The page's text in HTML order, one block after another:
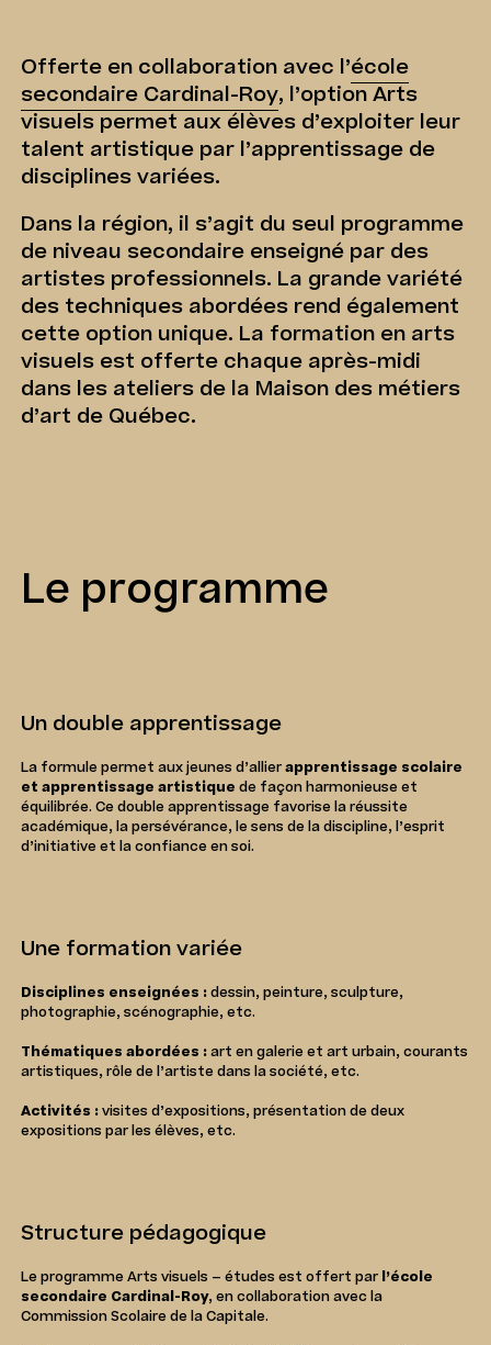
Offerte en collaboration avec l’école
secondaire Cardinal-Roy, l’option Arts
visuels permet aux élèves d’exploiter leur
talent artistique par l’apprentissage de
disciplines variées.
Dans la région, il s’agit du seul programme
de niveau secondaire enseigné par des
artistes professionnels. La grande variété
des techniques abordées rend également
cette option unique. La formation en arts
visuels est offerte chaque après-midi
dans les ateliers de la Maison des métiers
d’art de Québec.
Le programme
Un double apprentissage
La formule permet aux jeunes d’allierapprentissage scolaire
et apprentissage artistique de façon harmonieuse et
équilibrée. Ce double apprentissage favorise la réussite
académique, la persévérance, le sens de la discipline, l’esprit
d’initiative et la confiance en soi.
Une formation variée
Disciplines enseignées :dessin, peinture, sculpture,
photographie, scénographie, etc.
Thématiques abordées :art en galerie et art urbain, courants
artistiques, rôle de l’artiste dans la société, etc.
Activités :visites d’expositions, présentation de deux
expositions par les élèves, etc.
Structure pédagogique
Le programme Arts visuels – études est offert par l’école
secondaire Cardinal-Roy, en collaboration avec la
Commission Scolaire de la Capitale.